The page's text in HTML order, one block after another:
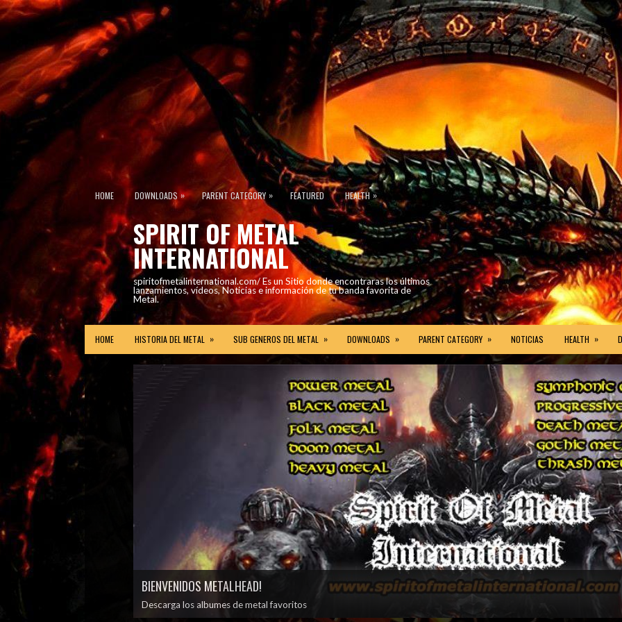
HOME DOWNLOADS » PARENT CATEGORY » FEATURED HEALTH »
SPIRIT OF METAL
INTERNATIONAL
spiritofmetalinternational.com/ Es un Sitio donde encontraras los últimos
lanzamientos, vídeos, Noticias e información de tu banda favorita de
Metal.
HOME HISTORIA DEL METAL » SUB GENEROS DEL METAL » DOWNLOADS » PARENT CATEGORY » NOTICIAS HEALTH »
BIENVENIDOS METALHEAD!
Descarga los albumes de metal favoritos